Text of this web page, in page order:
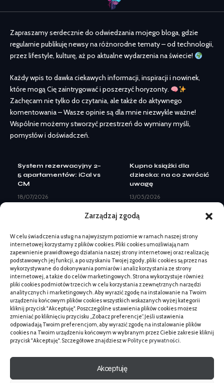
Zarządzaj zgodą
W celu świadczenia usług na najwyższym poziomie w ramach naszej strony
internetowej korzystamy z plików cookies. Pliki cookies umożliwiają nam
zapewnienie prawidłowego działania naszej strony internetowej oraz realizację
podstawowych jej funkcji, a po uzyskaniu Twojej zgody, pliki cookies są przez nas
wykorzystywane do dokonywania pomiarów i analiz korzystania ze strony
internetowej, a także do celów marketingowych. Strona wykorzystuje również
pliki cookies podmiotów trzecich w celu korzystania z zewnętrznych narzędzi
analitycznych i marketingowych. Aby wyrazić zgodę na instalowanie na Twoim
urządzeniu końcowym plików cookies wszystkich wskazanych wyżej kategorii
kliknij przycisk "Akceptuję". Poszczególne ustawienia plików cookies możesz
zmieniać po kliknięciu przycisku „Zobacz preferencje”. Jeśli ustawienia
odpowiadają Twoim preferencjom, aby wyrazić zgodę na instalowanie plików
cookies na Twoim urządzeniu końcowym w wybranym przez Ciebie zakresie kliknij
przycisk "Akceptuję". Szczegółowe znajdziesz w Polityce prywatności.
Akceptuję
Zapraszamy serdecznie do odwiedzania mojego bloga, gdzie
regularnie publikuję newsy na różnorodne tematy – od technologii,
przez lifestyle, kulturę, aż po aktualne wydarzenia na świecie!
Każdy wpis to dawka ciekawych informacji, inspiracji i nowinek,
które mogą Cię zaintrygować i poszerzyć horyzonty.
Zachęcam nie tylko do czytania, ale także do aktywnego
komentowania – Wasze opinie są dla mnie niezwykle ważne!
Wspólnie możemy stworzyć przestrzeń do wymiany myśli,
pomysłów i doświadczeń.
System rezerwacyjny 2–
5 apartamentów: iCal vs
CM
18/07/2026
08/07/2026
Kiedy zmiana logo nie
wystarczy: pełny
rebranding
07/07/2026
Beskid Makowski:
spokojne szlaki na 1
dzień bez tłumów
18/06/2026
Kontrola pergoli po zimie
przed montażem: co
ocenić
03/06/2026
Kupno książki dla
dziecka: na co zwrócić
uwagę
13/05/2026
przed sezonem letnim:
19/05/2026
Kiedy zamówić mapę
do celów projektowych
przed budową
02/06/2026
Kiedy zmiana logo nie
wystarczy: pełny
rebranding
07/07/2026
Jaki neon wybrać na
otwarcie lokalu
usługowego
02/06/2026